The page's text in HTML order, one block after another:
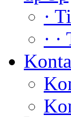
·
·